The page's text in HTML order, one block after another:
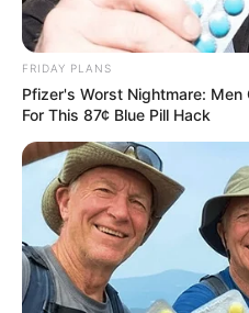
FRIDAY PLANS
Pfizer's Worst Nightmare:
For This 87¢ Blue Pill Hack